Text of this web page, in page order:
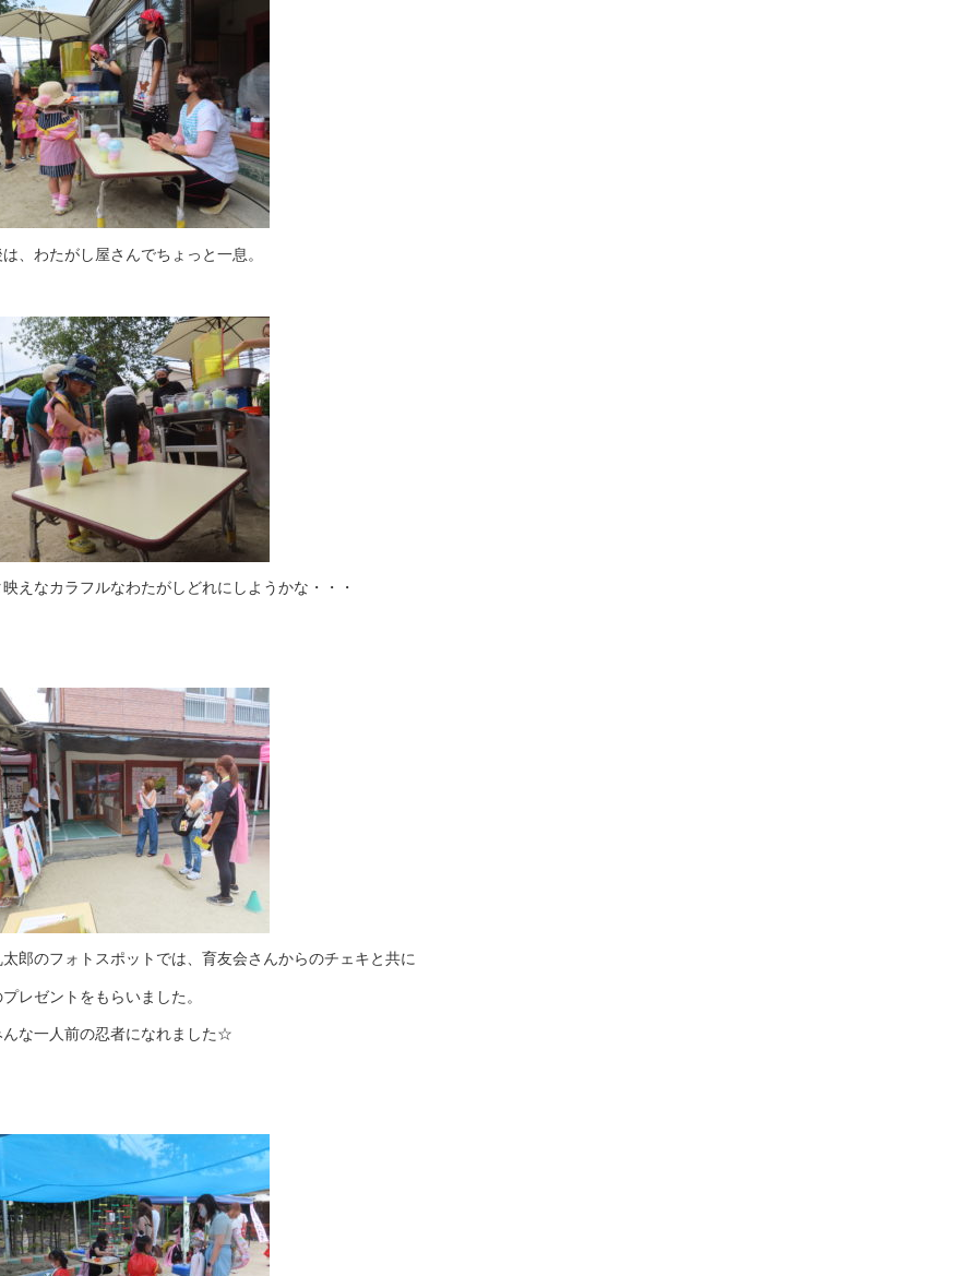
、わたがし屋さんでちょっと一息。
えなカラフルなわたがしどれにしようかな・・・
郎のフォトスポットでは、育友会さんからのチェキと共に
レゼントをもらいました。
な一人前の忍者になれました☆